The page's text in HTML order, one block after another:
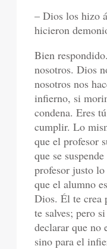
– Dios los hizo
hicieron
Bien
nosotros. Dios
nosotros nos
infierno, si
condena. Eres
cumplir. Lo
que el profesor
que se
profesor justo
que el alumno
Dios. Él te crea
te salves; pero
declarar que no
sino para el